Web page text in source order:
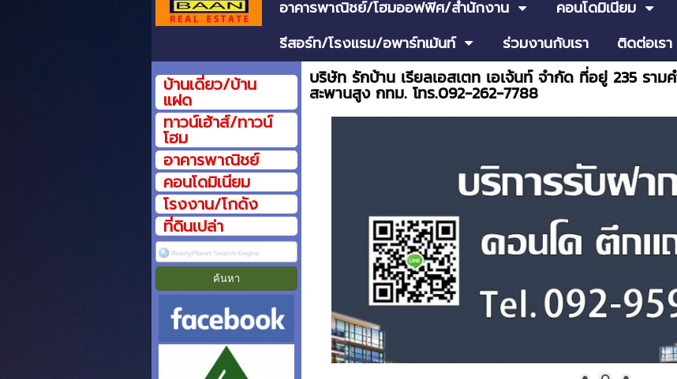
อาคารพาณิชย์/โฮมออฟฟิศ/สำนักงาน
คอนโดมิเนียม
รีสอร์ท/โรงแรม/อพาร์ทเม้นท์
ร่วมงานกับเรา ติดต่อเรา
บ้านเดี่ยว/บ้าน
แฝด
ทาวน์เฮ้าส์/ทาวน์
โฮม
อาคารพาณิชย์
คอนโดมิเนียม
โรงงาน/โกดัง
ที่ดินเปล่า
บริษัท รักบ้าน เรียลเอสเตท เอเจ้นท์ จำกัด ที่อยู่ 235 ราม
สะพานสูง กทม. โทร.092-262-7788